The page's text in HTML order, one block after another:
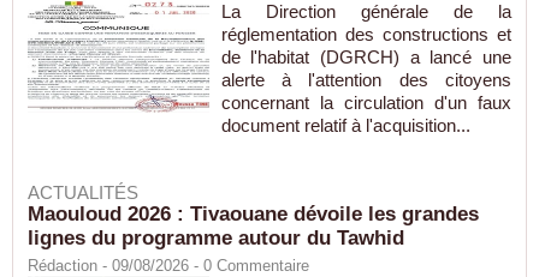
La Direction générale de la
réglementation des constructions et
de l'habitat (DGRCH) a lancé une
alerte à l'attention des citoyens
concernant la circulation d'un faux
document relatif à l'acquisition...
ACTUALITÉS
Maouloud 2026 : Tivaouane dévoile les grandes
lignes du programme autour du Tawhid
Rédaction - 09/08/2026 - 0 Commentaire